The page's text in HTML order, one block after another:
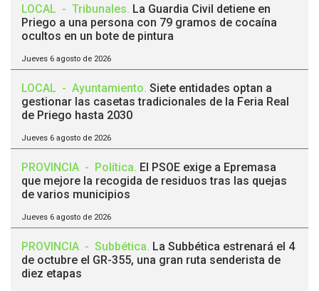
LOCAL - Tribunales. La Guardia Civil detiene en
Priego a una persona con 79 gramos de cocaína
ocultos en un bote de pintura
Jueves 6 agosto de 2026
LOCAL - Ayuntamiento. Siete entidades optan a
gestionar las casetas tradicionales de la Feria Real
de Priego hasta 2030
Jueves 6 agosto de 2026
PROVINCIA - Política. El PSOE exige a Epremasa
que mejore la recogida de residuos tras las quejas
de varios municipios
Jueves 6 agosto de 2026
PROVINCIA - Subbética. La Subbética estrenará el 4
de octubre el GR-355, una gran ruta senderista de
diez etapas